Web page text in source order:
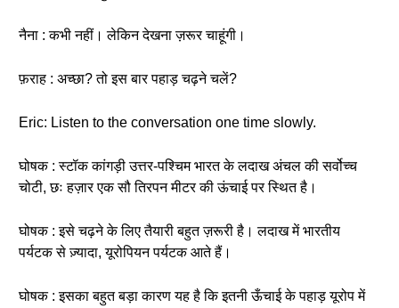
नैना : कभी नहीं। लेकिन देखना ज़रूर चाहूंगी।
फ़राह : अच्छा? तो इस बार पहाड़ चढ़ने चलें?
Eric: Listen to the conversation one time slowly.
घोषक : स्टॉक कांगड़ी उत्तर-पश्चिम भारत के लदाख अंचल की सर्वोच्च
चोटी, छः हज़ार एक सौ तिरपन मीटर की ऊंचाई पर स्थित है।
घोषक : इसे चढ़ने के लिए तैयारी बहुत ज़रूरी है। लदाख में भारतीय
पर्यटक से ज़्यादा, यूरोपियन पर्यटक आते हैं।
घोषक : इसका बहुत बड़ा कारण यह है कि इतनी ऊँचाई के पहाड़ यूरोप में